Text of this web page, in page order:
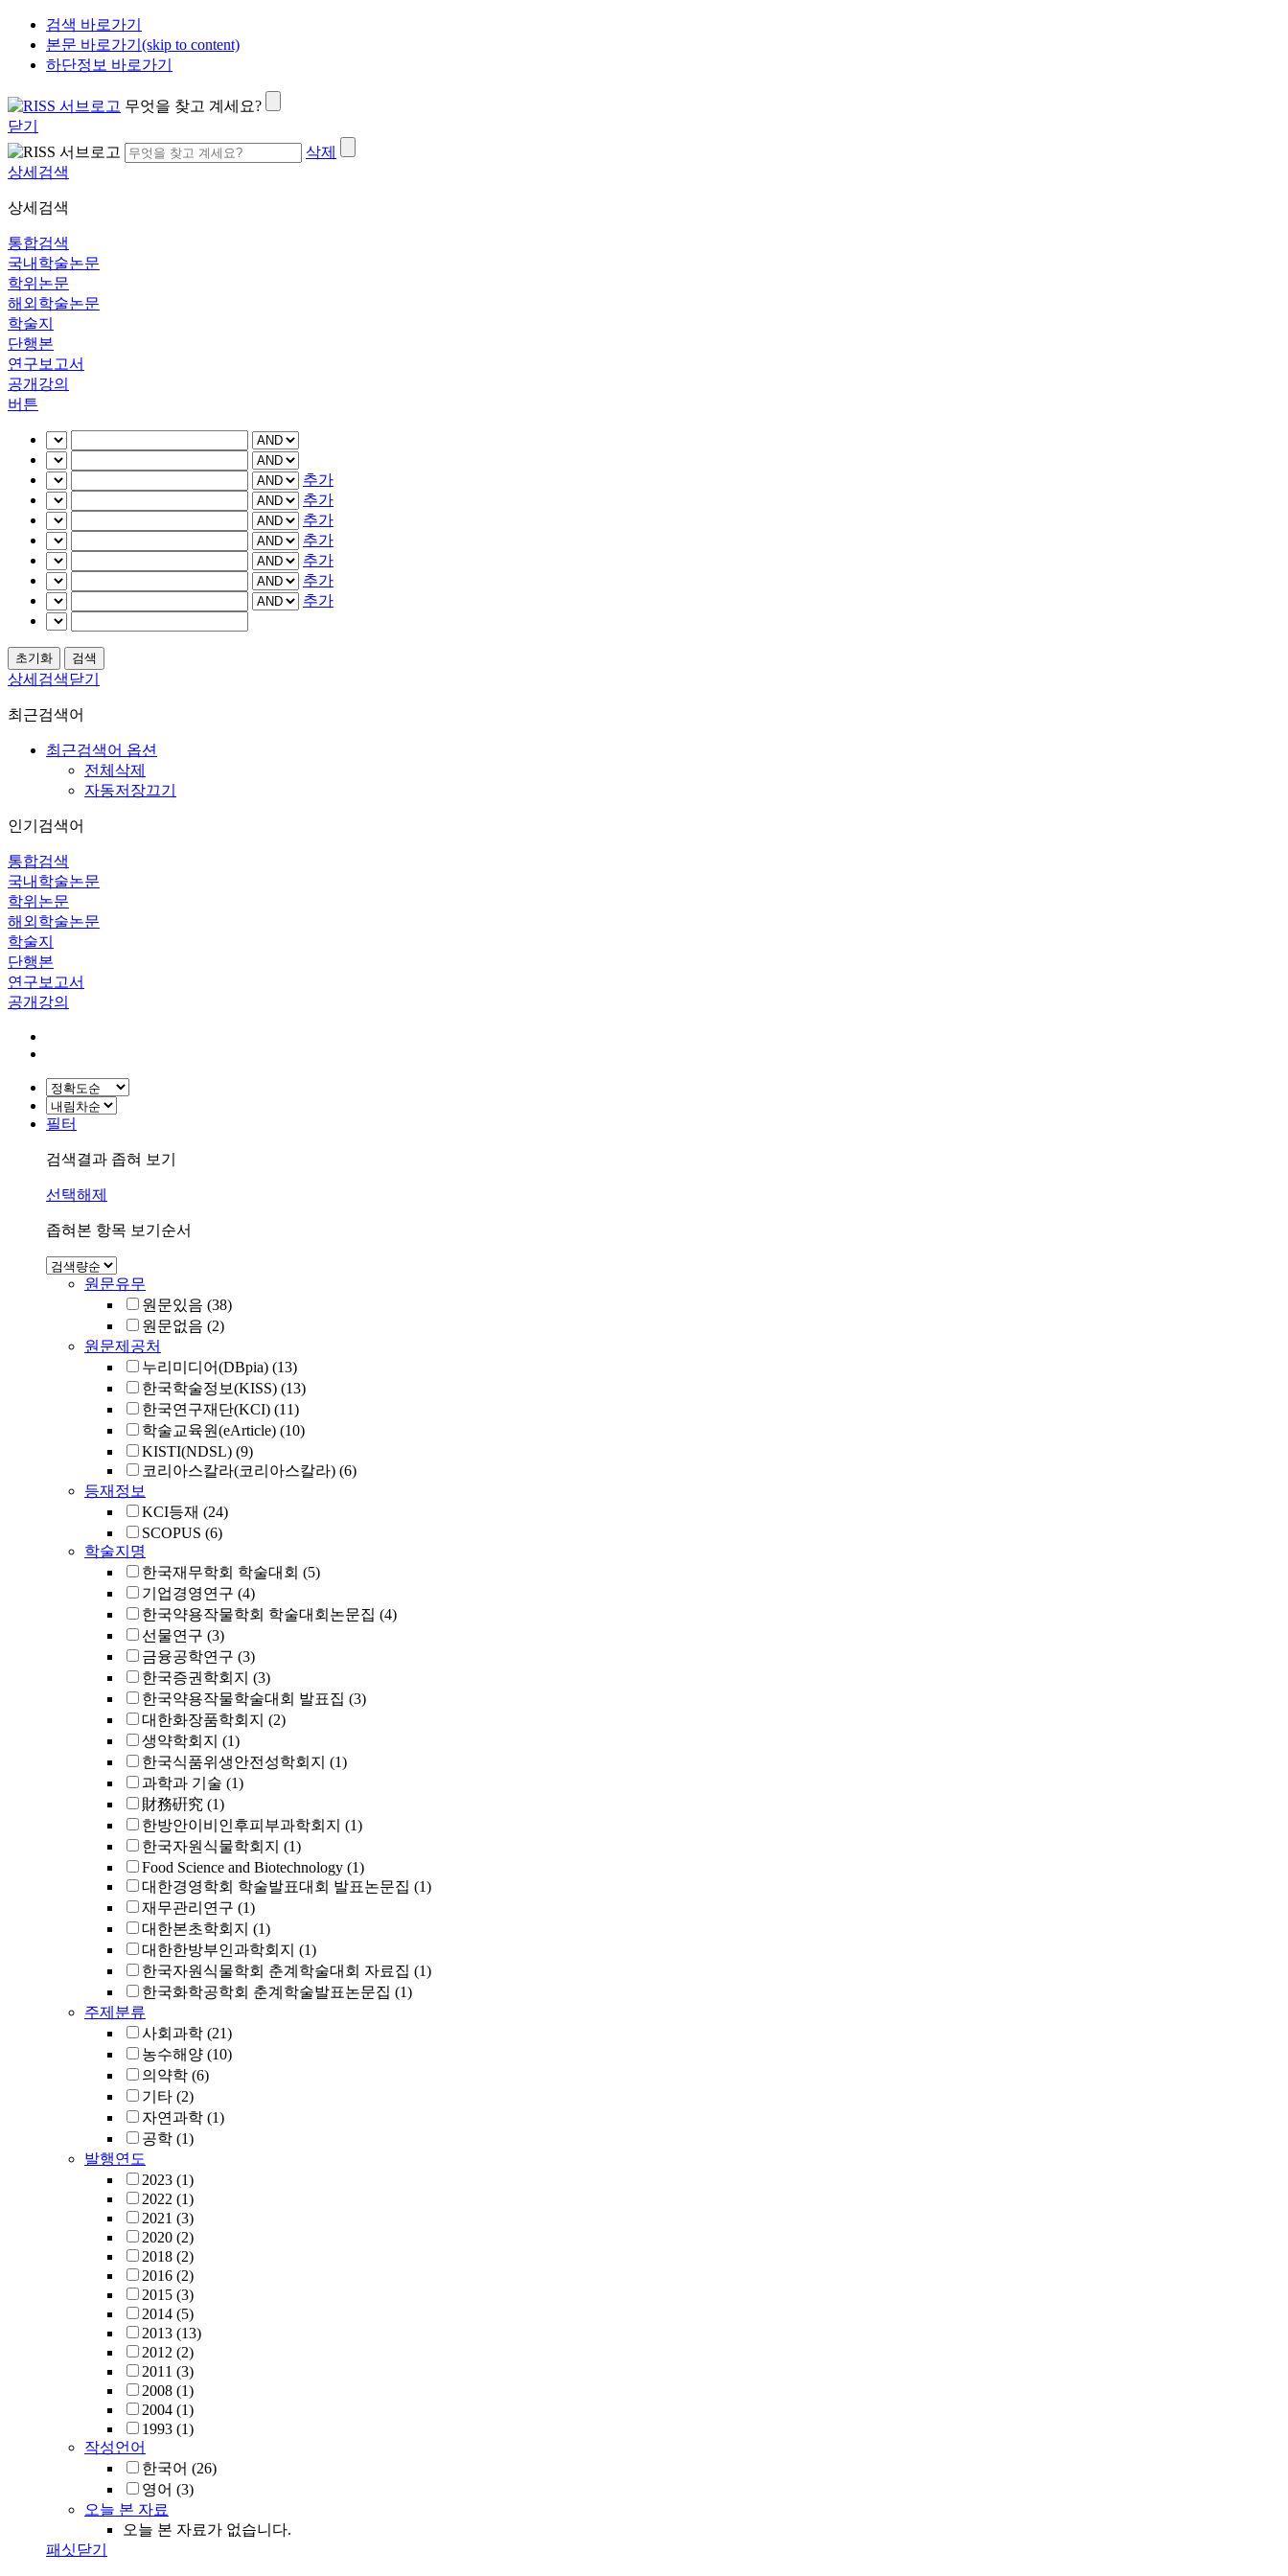
검색 바로가기
본문 바로가기(skip to content)
하단정보 바로가기
무엇을 찾고 계세요?
닫기
삭제
상세검색
상세검색
통합검색
국내학술논문
학위논문
해외학술논문
학술지
단행본
연구보고서
공개강의
버튼
추가
추가
추가
추가
추가
추가
추가
상세검색닫기
최근검색어
최근검색어 옵션
전체삭제
자동저장끄기
인기검색어
통합검색
국내학술논문
학위논문
해외학술논문
학술지
단행본
연구보고서
공개강의
필터
검색결과 좁혀 보기
선택해제
좁혀본 항목 보기순서
원문유무
원문있음 (38)
원문없음 (2)
원문제공처
누리미디어(DBpia) (13)
한국학술정보(KISS) (13)
한국연구재단(KCI) (11)
학술교육원(eArticle) (10)
KISTI(NDSL) (9)
코리아스칼라(코리아스칼라) (6)
등재정보
KCI등재 (24)
SCOPUS (6)
학술지명
한국재무학회 학술대회 (5)
기업경영연구 (4)
한국약용작물학회 학술대회논문집 (4)
선물연구 (3)
금융공학연구 (3)
한국증권학회지 (3)
한국약용작물학술대회 발표집 (3)
대한화장품학회지 (2)
생약학회지 (1)
한국식품위생안전성학회지 (1)
과학과 기술 (1)
財務硏究 (1)
한방안이비인후피부과학회지 (1)
한국자원식물학회지 (1)
Food Science and Biotechnology (1)
대한경영학회 학술발표대회 발표논문집 (1)
재무관리연구 (1)
대한본초학회지 (1)
대한한방부인과학회지 (1)
한국자원식물학회 춘계학술대회 자료집 (1)
한국화학공학회 춘계학술발표논문집 (1)
주제분류
사회과학 (21)
농수해양 (10)
의약학 (6)
기타 (2)
자연과학 (1)
공학 (1)
발행연도
2023 (1)
2022 (1)
2021 (3)
2020 (2)
2018 (2)
2016 (2)
2015 (3)
2014 (5)
2013 (13)
2012 (2)
2011 (3)
2008 (1)
2004 (1)
1993 (1)
작성언어
한국어 (26)
영어 (3)
오늘 본 자료
오늘 본 자료가 없습니다.
패싯닫기